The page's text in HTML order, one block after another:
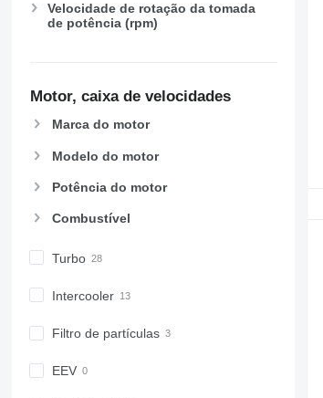
Velocidade de rotação da tomada
de potência (rpm)
Motor, caixa de velocidades
Marca do motor
Modelo do motor
Potência do motor
Combustível
Turbo
Intercooler
Filtro de partículas
EEV